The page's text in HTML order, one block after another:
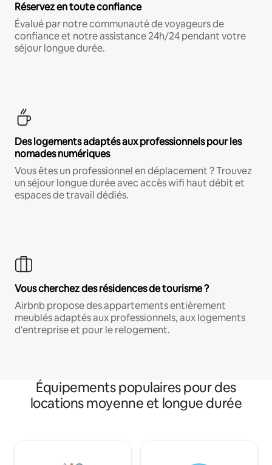
Réservez en toute confiance
Évalué par notre communauté de voyageurs de
confiance et notre assistance 24h/24 pendant votre
séjour longue durée.
Des logements adaptés aux professionnels pour les
nomades numériques
Vous êtes un professionnel en déplacement ? Trouvez
un séjour longue durée avec accès wifi haut débit et
espaces de travail dédiés.
Vous cherchez des résidences de tourisme ?
Airbnb propose des appartements entièrement
meublés adaptés aux professionnels, aux logements
d'entreprise et pour le relogement.
Équipements populaires pour des
locations moyenne et longue durée